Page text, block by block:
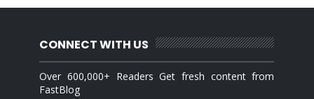
CONNECT WITH US
Over 600,000+ Readers Get fresh content from
FastBlog